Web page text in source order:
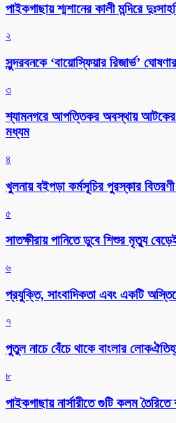
পাইকগাছায় শ্মশানের কালী মন্দিরে
২
সুন্দরবনকে ‘বায়োস্ফিয়ার রিজার্ভ’
৩
শ্যামনগরে আপত্তিকর অবস্থায়
মধ্যম
৪
খুলনায় বইপড়া কর্মসূচির পুরস্কার বিতরণী
৫
সাতক্ষীরায় পানিতে ডুবে শিশুর মৃত্যু
৬
প্রযুক্তি, সাংবাদিকতা এবং একটি
৭
পুতুল নাচে বেঁচে থাকে বাংলার
৮
পাইকগাছায় নার্সারীতে গুটি কলম